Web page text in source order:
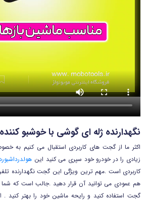
نگهدارنده ژله ای گوشی با خوشبو
اکثر ما از گجت های کاربردی استقبال می کنیم به
زیادی را در خودرو خود سپری می کنید این
کاربردی است .مهم ترین ویژگی این گجت نگهدارنده
هم عمودی می توانید آن قرار دهید .جالب است که شما
گجت استفاده کنید و رایحه ماشین خود را بهتر کنید .